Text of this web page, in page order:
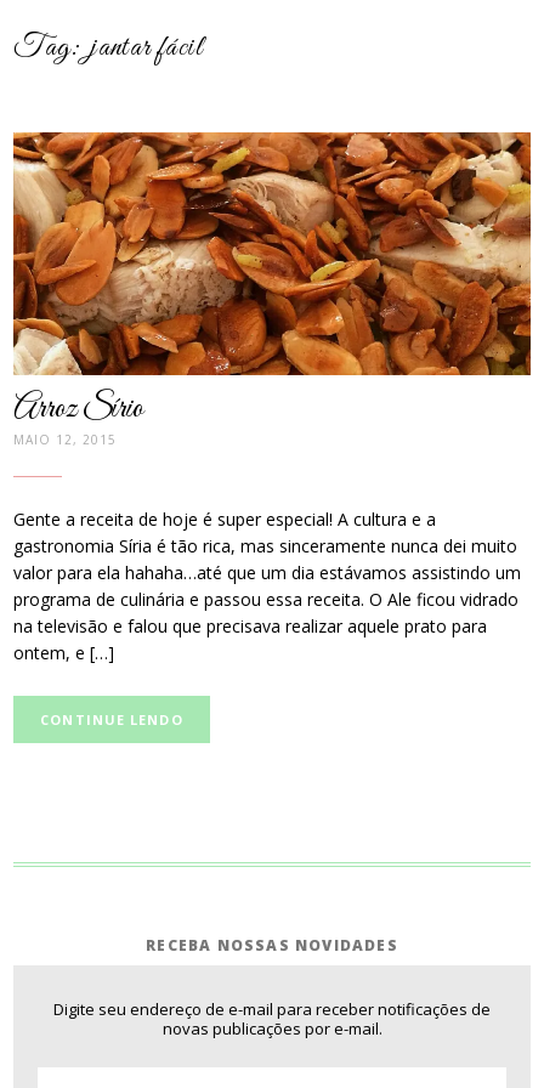
Tag:jantar fácil
post
thumbnail
Arroz Sírio
MAIO 12, 2015
Gente a receita de hoje é super especial! A cultura e a
gastronomia Síria é tão rica, mas sinceramente nunca dei muito
valor para ela hahaha…até que um dia estávamos assistindo um
programa de culinária e passou essa receita. O Ale ficou vidrado
na televisão e falou que precisava realizar aquele prato para
ontem, e […]
CONTINUE LENDO
RECEBA NOSSAS NOVIDADES
Digite seu endereço de e-mail para receber notificações de
novas publicações por e-mail.